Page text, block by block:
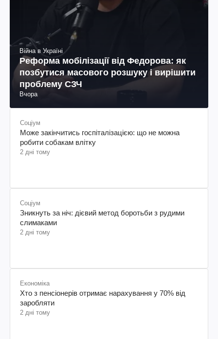
Війна в Україні
Реформа мобілізації від Федорова: як
позбутися масового розшуку і вирішити
проблему СЗЧ
Вчора
Соціум
Може закінчитись госпіталізацією: що не можна
робити собакам влітку
2 дні тому
Соціум
Зникнуть за ніч: дієвий метод боротьби з рудими
слимаками
2 дні тому
Економіка
Хто з пенсіонерів отримає нарахування у 70% від
заробляти
2 дні тому